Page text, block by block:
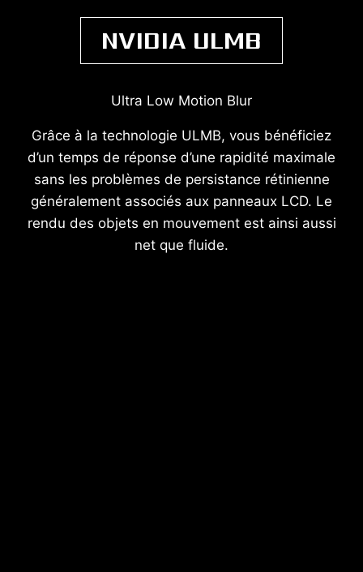
NVIDIA ULMB
Ultra Low Motion Blur
Grâce à la technologie ULMB, vous bénéficiez
d’un temps de réponse d’une rapidité maximale
sans les problèmes de persistance rétinienne
généralement associés aux panneaux LCD. Le
rendu des objets en mouvement est ainsi aussi
net que fluide.